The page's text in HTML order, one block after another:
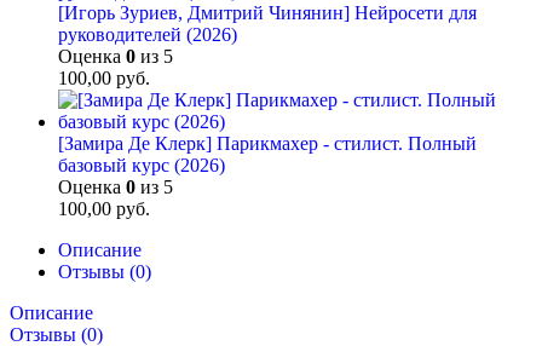
[Игорь Зуриев, Дмитрий Чинянин] Нейросети для
руководителей (2026)
Оценка 0 из 5
100,00 руб.
[Замира Де Клерк] Парикмахер - стилист. Полный
базовый курс (2026)
Оценка 0 из 5
100,00 руб.
Описание
Отзывы (0)
Описание
Отзывы (0)